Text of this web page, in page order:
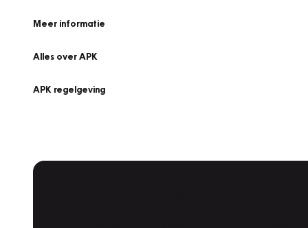
Meer informatie
Alles over APK
APK regelgeving